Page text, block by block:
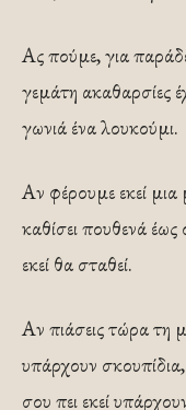
Ας πούμε, για
γεμάτη ακαθαρσίες
γωνιά ένα λουκούμι.
Αν φέρουμε εκεί μια
καθίσει πουθενά
εκεί θα σταθεί.
Αν πιάσεις τώρα τη
υπάρχουν
σου πει εκεί